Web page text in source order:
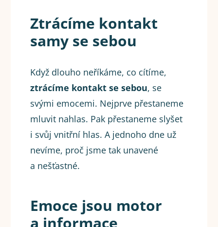
Ztrácíme kontakt
samy se sebou
Když dlouho neříkáme, co cítíme,
ztrácíme kontakt se sebou, se
svými emocemi. Nejprve přestaneme
mluvit nahlas. Pak přestaneme slyšet
i svůj vnitřní hlas. A jednoho dne už
nevíme, proč jsme tak unavené
a nešťastné.
Emoce jsou motor